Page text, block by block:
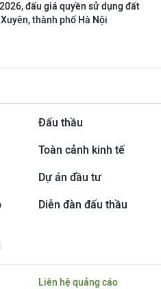
đấu giá quyền sử dụng đất
thành phố Hà Nội
Đấu thầu
Toàn cảnh kinh tế
Dự án đầu tư
Diễn đàn đấu thầu
Liên hệ quảng cáo